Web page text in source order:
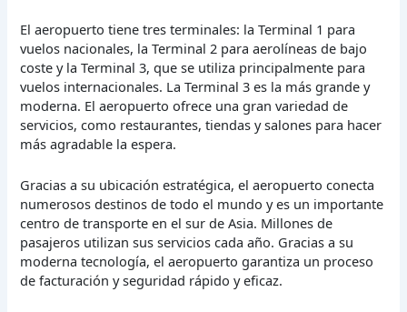
El aeropuerto tiene tres terminales: la Terminal 1 para
vuelos nacionales, la Terminal 2 para aerolíneas de bajo
coste y la Terminal 3, que se utiliza principalmente para
vuelos internacionales. La Terminal 3 es la más grande y
moderna. El aeropuerto ofrece una gran variedad de
servicios, como restaurantes, tiendas y salones para hacer
más agradable la espera.
Gracias a su ubicación estratégica, el aeropuerto conecta
numerosos destinos de todo el mundo y es un importante
centro de transporte en el sur de Asia. Millones de
pasajeros utilizan sus servicios cada año. Gracias a su
moderna tecnología, el aeropuerto garantiza un proceso
de facturación y seguridad rápido y eficaz.